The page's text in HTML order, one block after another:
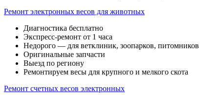
Ремонт электронных весов для животных
Диагностика бесплатно
Экспресс-ремонт от 1 часа
Недорого — для ветклиник, зоопарков, питомников
Оригинальные запчасти
Выезд по региону
Ремонтируем весы для крупного и мелкого скота
Ремонт счетных весов электронных